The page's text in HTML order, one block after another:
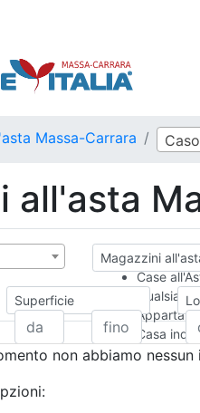
Massa-Carrara
all'asta
Magazzini
Case
Qualsiasi
Casa
Casa
Superficie
non abbiamo